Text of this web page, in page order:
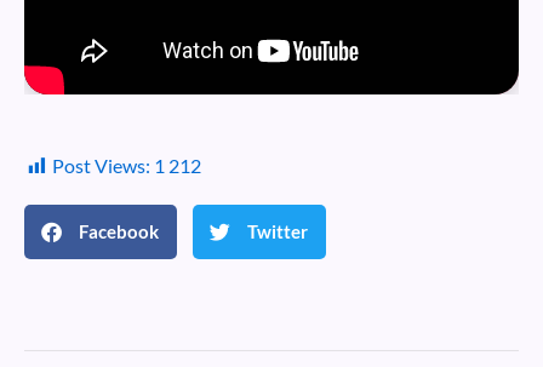
Post Views: 1 212
Facebook Twitter